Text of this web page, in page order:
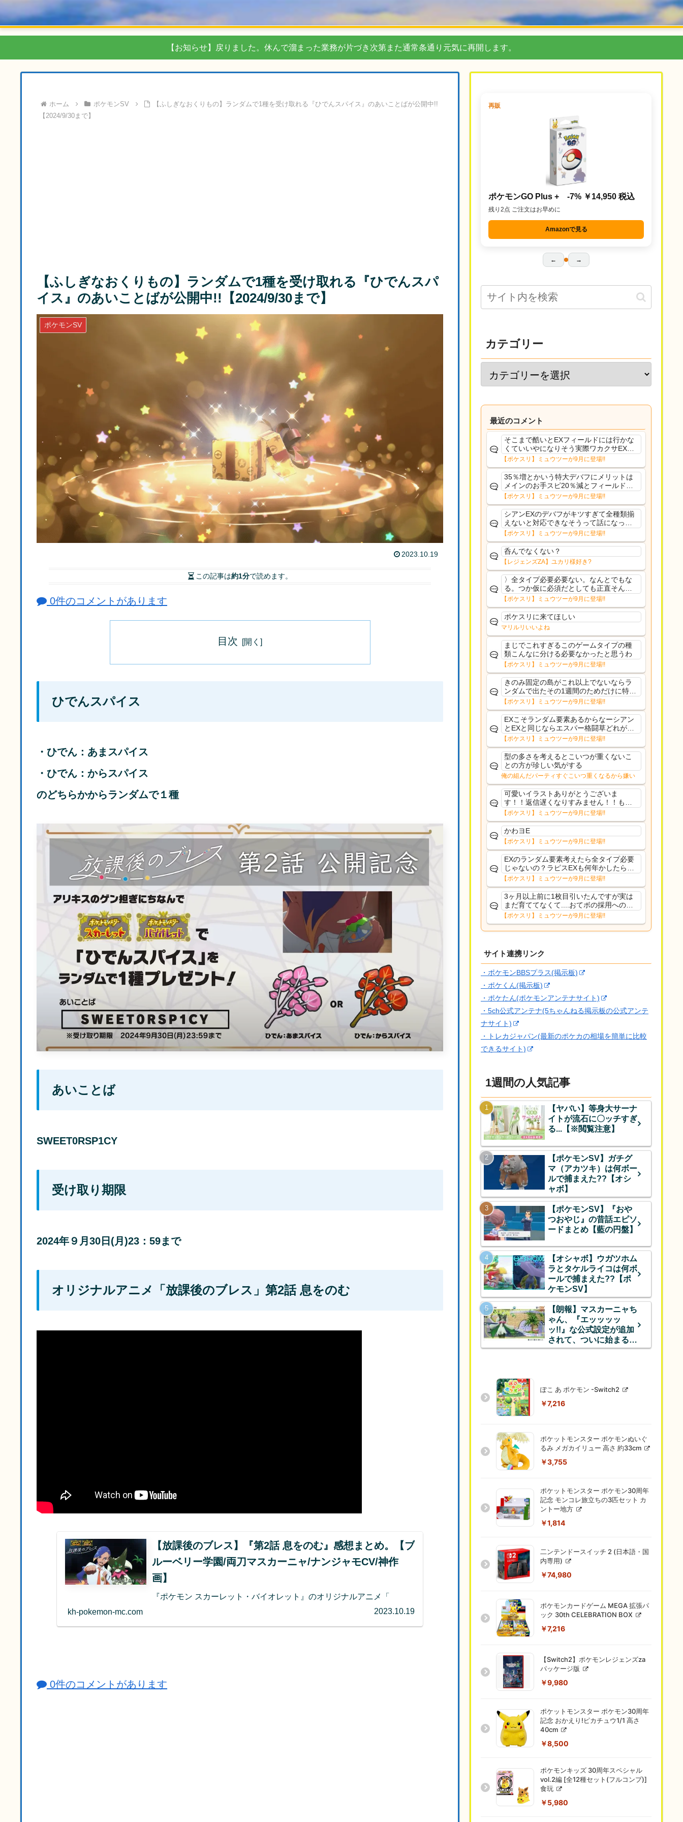
【お知らせ】戻りました。休んで溜まった業務が片づき次第また通常条通り元気に再開します。
ホーム ポケモンSV
【ふしぎなおくりもの】ランダムで1種を受け取れる『ひでんスパイス』のあいことばが公開中!!
【2024/9/30まで】
【ふしぎなおくりもの】ランダムで1種を受け取れる『ひでんスパ
イス』のあいことばが公開中!!【2024/9/30まで】
ポケモンSV
2023.10.19
この記事は約1分で読めます。
0件のコメントがあります
目次
ひでんスパイス
・ひでん：あまスパイス
・ひでん：からスパイス
のどちらかからランダムで１種
あいことば
SWEET0RSP1CY
受け取り期限
2024年９月30日(月)23：59まで
オリジナルアニメ「放課後のブレス」第2話 息をのむ
【放課後のブレス】『第2話 息をのむ』感想まとめ。【ブ
ルーベリー学園/両刀マスカーニャ/ナンジャモCV/神作
画】
『ポケモン スカーレット・バイオレット』のオリジナルアニメ「
kh-pokemon-mc.com
2023.10.19
0件のコメントがあります
再販
ポケモンGO Plus + -7% ￥14,950 税込
残り2点 ご注文はお早めに
Amazonで見る
← →
カテゴリー
最近のコメント
そこまで酷いとEXフィールドには行かな
くていいやになりそう実際ワカクサEXで
さえあんまり行ってないや
【ポケスリ】ミュウツーが9月に登場!!
35％増とかいう特大デバフにメリットは
メインのお手スピ20％減とフィールド効
果のみフェアリーノーマルとか引いたら
まともに料理も作れないし終わり控えめ
に言ってカス
【ポケスリ】ミュウツーが9月に登場!!
シアンEXのデバフがキツすぎて全種類揃
えないと対応できなそうって話になって
るわ
【ポケスリ】ミュウツーが9月に登場!!
呑んでなくない？
【レジェンズZA】ユカリ様好き?
〉全タイプ必要必要ない。なんとでもな
る。つか仮に必須だとしても正直そんな
もんに付き合う気は無い。運営は時間の
リソースを甘く見すぎなのよ。ポケスリ
やったことないやろうなと思ってる。〉
ラピスEX最短二年後...
【ポケスリ】ミュウツーが9月に登場!!
ポケスリに来てほしい
マリルリいいよね
まじでこれすぎるこのゲームタイプの種
類こんなに分ける必要なかったと思うわ
【ポケスリ】ミュウツーが9月に登場!!
きのみ固定の島がこれ以上でないならラ
ンダムで出たその1週間のためだけに特定
のタイプにリソース割くのなんだかむな
しい気がするわ出番がないってわけじゃ
ないから無駄ではないんだけど
【ポケスリ】ミュウツーが9月に登場!!
EXこそランダム要素あるからなーシアン
とEXと同じならエスパー格闘草どれが事
前に来るか分からんから、積む必要があ
るミュウツーは使いにくくね？って思っ
た
【ポケスリ】ミュウツーが9月に登場!!
型の多さを考えるとこいつが重くないこ
との方が珍しい気がする
俺の組んだパーティすぐこいつ重くなるから嫌い
可愛いイラストありがとうございま
す！！返信遅くなりすみません！！もう
少ししたら通常再開できます！
【ポケスリ】ミュウツーが9月に登場!!
かわヨE
【ポケスリ】ミュウツーが9月に登場!!
EXのランダム要素考えたら全タイプ必要
じゃないの？ラピスEXも何年かしたら来
るだろうし後から厳選したい育てたいっ
て思ってもどうにもならないのがこのゲ
ームだしな
【ポケスリ】ミュウツーが9月に登場!!
3ヶ月以上前に1枚目引いたんですが実は
まだ育ててなくて....おてボの採用への影
響は勉強になります。ありがとうござい
ますオイルはだいぶ強めのABBレントラ
ーいて芋の方が不安なんで1枚目にしよう
【ポケスリ】ミュウツーが9月に登場!!
サイト連携リンク
・ポケモンBBSプラス(掲示板)
・ポケくん(掲示板)
・ポケたん(ポケモンアンテナサイト)
・5ch公式アンテナ(5ちゃんねる掲示板の公式アンテ
ナサイト)
・トレカジャパン(最新のポケカの相場を簡単に比較
できるサイト)
1週間の人気記事
【ヤバい】等身大サーナ
イトが流石に〇ッチすぎ
る...【※閲覧注意】
【ポケモンSV】ガチグ
マ（アカツキ）は何ボー
ルで捕まえた??【オシ
ャボ】
【ポケモンSV】『おや
つおやじ』の昔話エピソ
ードまとめ【藍の円盤】
【オシャボ】ウガツホム
ラとタケルライコは何ボ
ールで捕まえた??【ポ
ケモンSV】
【朗報】マスカーニャち
ゃん、『エッッッッ
ッ!!』な公式設定が追加
されて、ついに始まるｗ
ｗｗ
ぽこ あ ポケモン -Switch2
￥7,216
るみ メガカイリュー 高さ 約33cm
￥3,755